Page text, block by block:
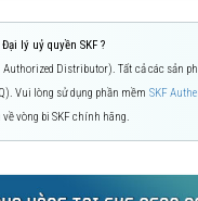
lý uỷ quyền SKF ?
Distributor). Tất cả các sản
Vui lòng sử dụng phần mềm SKF
vòng bi SKF chính hãng.